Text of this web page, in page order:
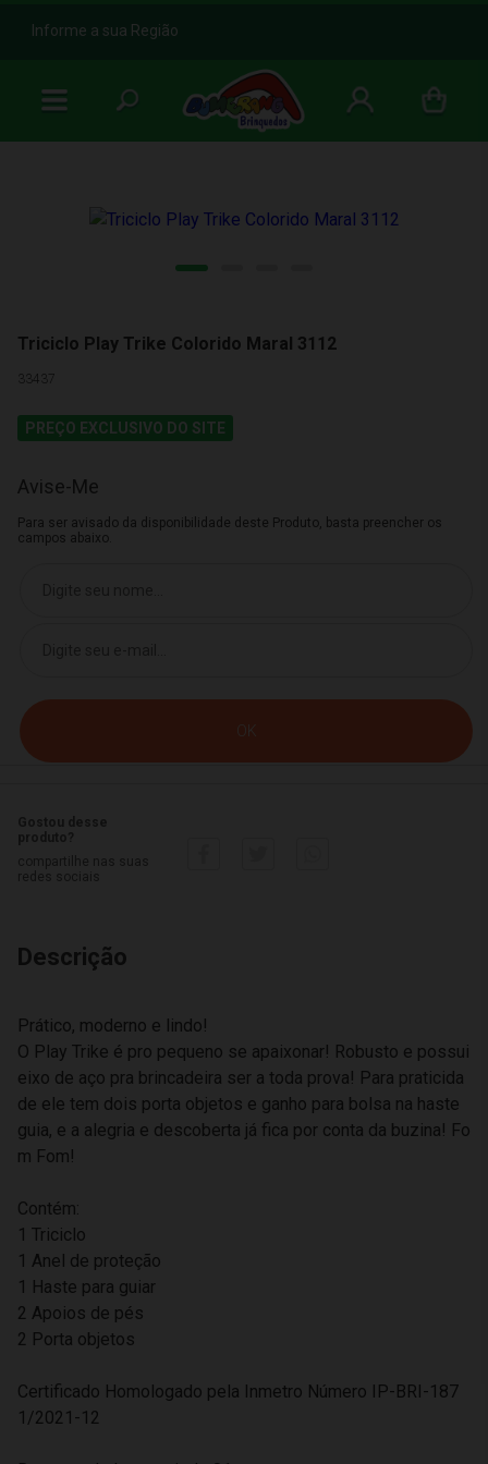
b
Informe a sua Região
Triciclo Play Trike Colorido Maral 3112
33437
PREÇO EXCLUSIVO DO SITE
Avise-Me
Para ser avisado da disponibilidade deste Produto, basta preencher os
campos abaixo.
Descrição
Prático, moderno e lindo!
O Play Trike é pro pequeno se apaixonar! Robusto e possui
eixo de aço pra brincadeira ser a toda prova! Para praticida
de ele tem dois porta objetos e ganho para bolsa na haste
guia, e a alegria e descoberta já fica por conta da buzina! Fo
m Fom!
Contém:
1 Triciclo
1 Anel de proteção
1 Haste para guiar
2 Apoios de pés
2 Porta objetos
Certificado Homologado pela Inmetro Número IP-BRI-187
1/2021-12